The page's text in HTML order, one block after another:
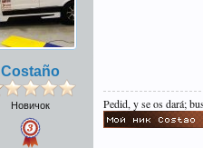
Costaño
Новичок Pedid, y se os dará;